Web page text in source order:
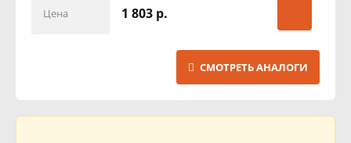
Цена 1 803 р.
СМОТРЕТЬ АНАЛОГИ